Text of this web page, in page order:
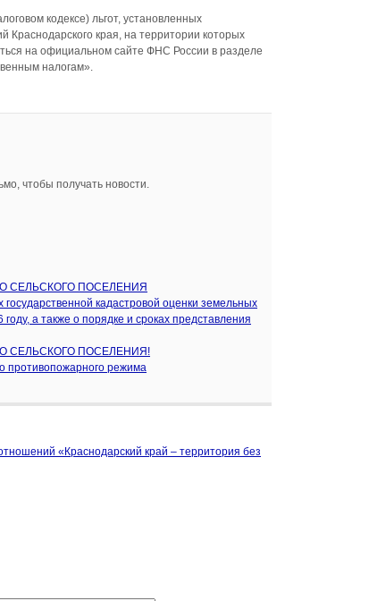
кодексе) льгот, установленных
края, на территории которых
на официальном сайте ФНС России в разделе
налогам».
чтобы получать новости.
СЕЛЬСКОГО ПОСЕЛЕНИЯ
кадастровой оценки земельных
а также о порядке и сроках представления
СЕЛЬСКОГО ПОСЕЛЕНИЯ!
противопожарного режима
«Краснодарский край – территория без